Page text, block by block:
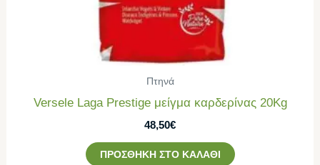
Πτηνά
Versele Laga Prestige μείγμα καρδερίνας 20Kg
48,50€
ΠΡΟΣΘΉΚΗ ΣΤΟ ΚΑΛΆΘΙ